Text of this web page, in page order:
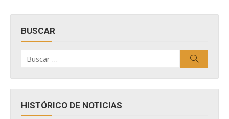
BUSCAR
por:
HISTÓRICO DE NOTICIAS